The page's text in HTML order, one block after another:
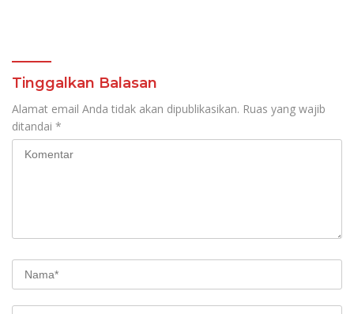
Tinggalkan Balasan
Alamat email Anda tidak akan dipublikasikan. Ruas yang wajib
ditandai *